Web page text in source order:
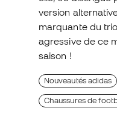
version
marquante du
agressive de ce
saison !
Nouveautés adidas
Chaussures de